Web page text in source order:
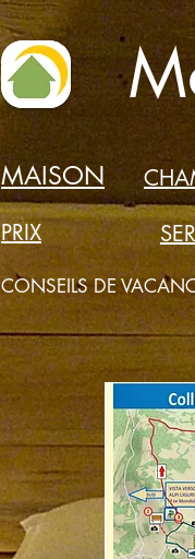
MAISON
PRIX
CONSEILS DE